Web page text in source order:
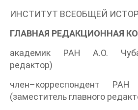
ИНСТИТУТ ВСЕОБЩЕЙ
ГЛАВНАЯ РЕДАКЦИОННАЯ
академик РАН A.О.
редактор)
член–корреспондент
(заместитель главного